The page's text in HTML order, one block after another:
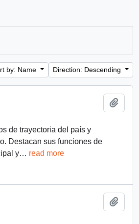
by: Name Direction: Descending
de trayectoria del país y
Destacan sus funciones de
y… read more